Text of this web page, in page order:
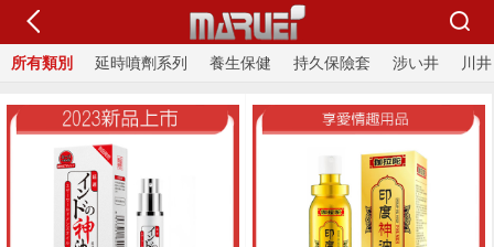
所有類別 延時噴劑系列 養生保健 持久保險套 涉い井 川井